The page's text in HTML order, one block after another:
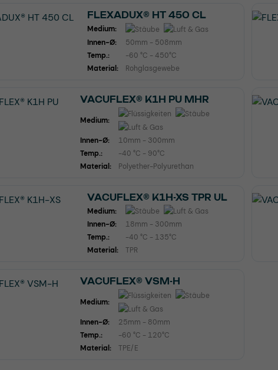
FLEXADUX® HT 450 CL
Medium:
Innen-Ø:
50mm - 508mm
Temp.:
-60 °C - 450°C
Material:
Rohglasgewebe
VACUFLEX® K1H PU MHR
Medium:
Innen-Ø:
10mm - 300mm
Temp.:
-40 °C - 90°C
Material:
Polyether-Polyurethan
VACUFLEX® K1H-XS TPR UL
Medium:
Innen-Ø:
18mm - 300mm
Temp.:
-40 °C - 135°C
Material:
TPR
VACUFLEX® VSM-H
Medium:
Innen-Ø:
25mm - 80mm
Temp.:
-60 °C - 120°C
Material:
TPE/E